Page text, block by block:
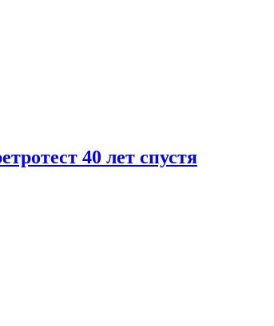
40 лет спустя